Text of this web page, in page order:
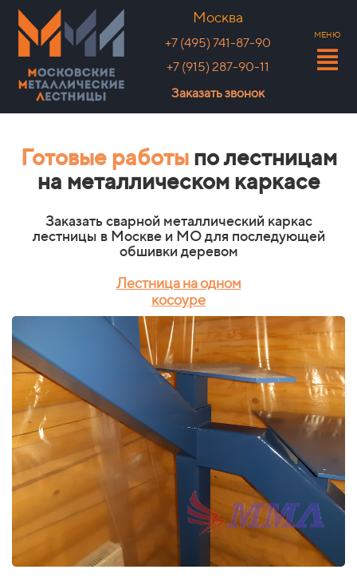
Москва
+7 (495) 741-87-90
+7 (915) 287-90-11
Заказать звонок
МЕНЮ
Готовые работыпо лестницам
на металлическом каркасе
Заказать сварной металлический каркас
лестницы в Москве и МО для последующей
обшивки деревом
Лестница на одном
косоуре